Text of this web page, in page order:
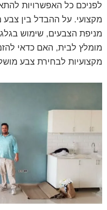
לפניכם כל האפשרויות
מקצועי. על ההבדל בין
מניפת הצבעים, שימוש
מומלץ לבית, האם כדאי
מקצועיות לבחירת צבע